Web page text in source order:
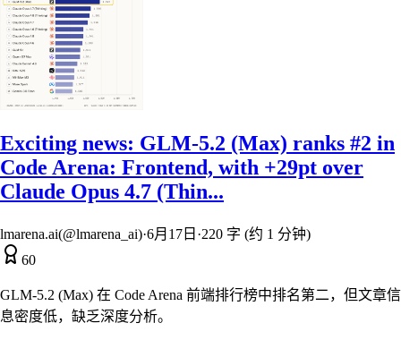
Exciting news: GLM-5.2 (Max) ranks #2 in
Code Arena: Frontend, with +29pt over
Claude Opus 4.7 (Thin...
lmarena.ai(@lmarena_ai)·6月17日 ·220 字 (约 1 分钟)
60
GLM-5.2 (Max) 在 Code Arena 前端排行榜中排名第二，但文章信
息密度低，缺乏深度分析。